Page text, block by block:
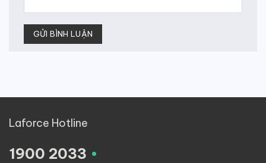
Laforce Hotline
1900 2033 .